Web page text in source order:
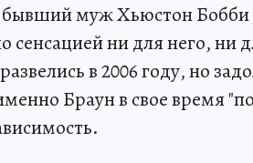
муж Хьюстон Бобби
сенсацией ни для него, ни
в 2006 году, но
Браун в свое время